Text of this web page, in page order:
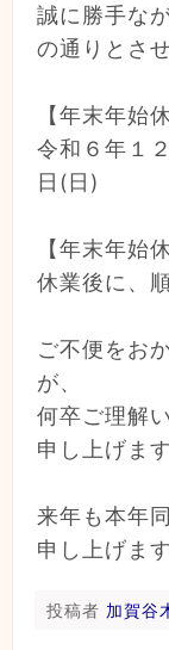
誠に勝手な
の通りとさ
【年末年始
令和６年１
日(日)
【年末年始
休業後に、
ご不便をお
が、
何卒ご理解
申し上げます
来年も本年
申し上げます
投稿者 加賀谷